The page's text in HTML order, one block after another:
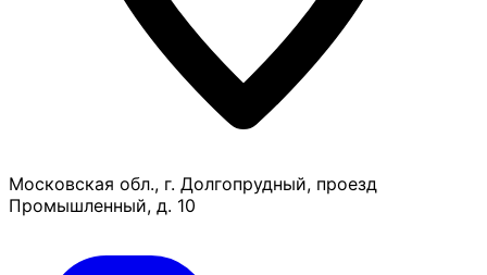
Московская обл., г. Долгопрудный, проезд
Промышленный, д. 10